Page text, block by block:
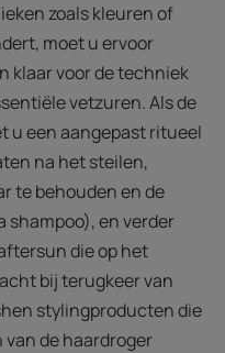
zoals kleuren of
moet u ervoor
klaar voor de techniek
vetzuren. Als de
u een aangepast ritueel
na het steilen,
te behouden en de
shampoo), en verder
die op het
bij terugkeer van
stylingproducten die
de haardroger